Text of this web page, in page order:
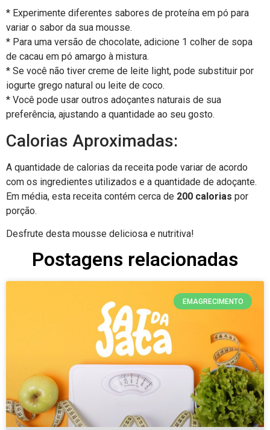
* Experimente diferentes sabores de proteína em pó para
variar o sabor da sua mousse.
* Para uma versão de chocolate, adicione 1 colher de sopa
de cacau em pó amargo à mistura.
* Se você não tiver creme de leite light, pode substituir por
iogurte grego natural ou leite de coco.
* Você pode usar outros adoçantes naturais de sua
preferência, ajustando a quantidade ao seu gosto.
Calorias Aproximadas:
A quantidade de calorias da receita pode variar de acordo
com os ingredientes utilizados e a quantidade de adoçante.
Em média, esta receita contém cerca de 200 calorias por
porção.
Desfrute desta mousse deliciosa e nutritiva!
Postagens relacionadas
EMAGRECIMENTO